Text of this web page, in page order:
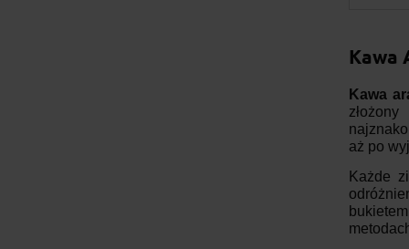
Kawa
Kawa
aż po
Każde